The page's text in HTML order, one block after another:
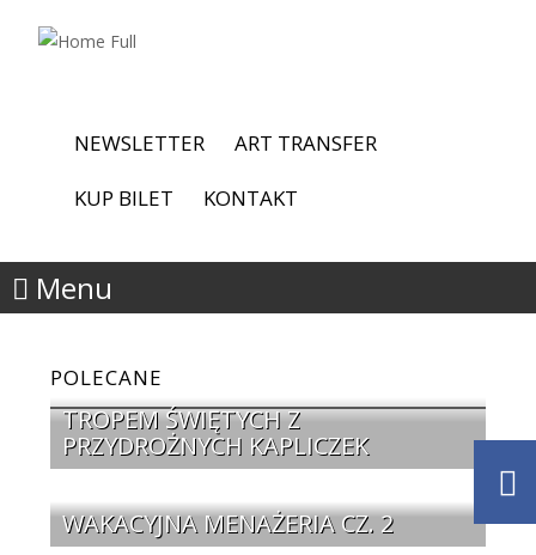
NEWSLETTER
ART TRANSFER
KUP BILET
KONTAKT
Menu
POLECANE
TROPEM ŚWIĘTYCH Z
PRZYDROŻNYCH KAPLICZEK
WAKACYJNA MENAŻERIA CZ. 2